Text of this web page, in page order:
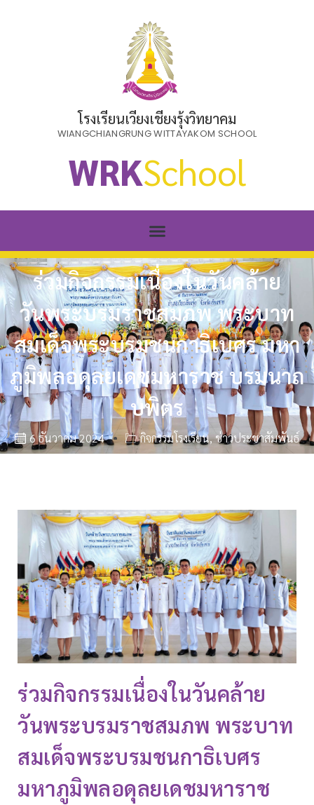
โรงเรียนเวียงเชียงรุ้งวิทยาคม
WIANGCHIANGRUNG WITTAYAKOM SCHOOL
WRKSchool
ร่วมกิจกรรมเนื่องในวันคล้าย
วันพระบรมราชสมภพ พระบาท
สมเด็จพระบรมชนกาธิเบศร มหา
ภูมิพลอดุลยเดชมหาราช บรมนาถ
บพิตร
6 ธันวาคม 2024 กิจกรรมโรงเรียน,ข่าวประชาสัมพันธ์
ร่วมกิจกรรมเนื่องในวันคล้าย
วันพระบรมราชสมภพ พระบาท
สมเด็จพระบรมชนกาธิเบศร
มหาภูมิพลอดุลยเดชมหาราช